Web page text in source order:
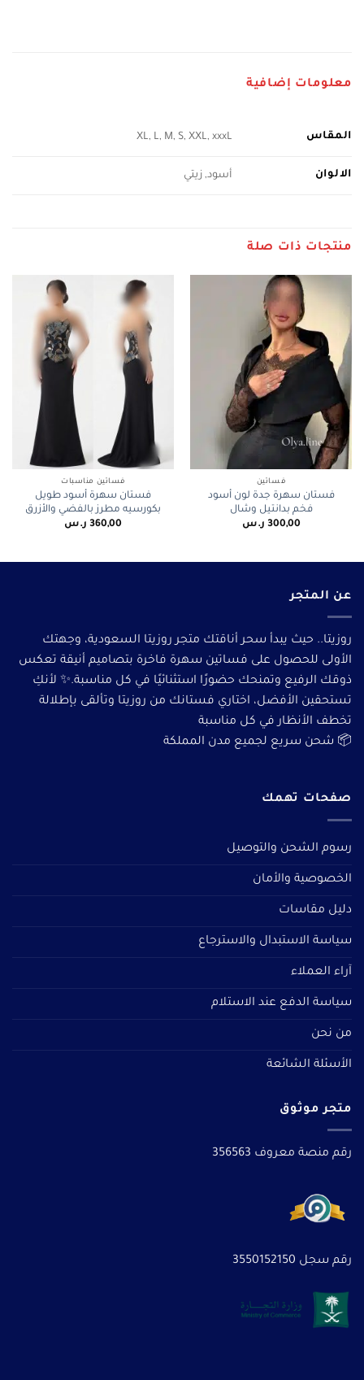
معلومات إضافية
المقاس XL, L, M, S, XXL, xxxL
الالوان أسود, زيتي
منتجات ذات صلة
فساتين
فستان سهرة جدة لون أسود
فخم بدانتيل وشال
300,00 ر.س
فساتين مناسبات
فستان سهرة أسود طويل
بكورسيه مطرز بالفضي والأزرق
360,00 ر.س
عن المتجر
روزيتا.. حيث يبدأ سحر أناقتك متجر روزيتا السعودية، وجهتك
الأولى للحصول على فساتين سهرة فاخرة بتصاميم أنيقة تعكس
ذوقك الرفيع وتمنحك حضورًا استثنائيًا في كل مناسبة.✨ لأنكِ
تستحقين الأفضل، اختاري فستانك من روزيتا وتألقى بإطلالة
تخطف الأنظار في كل مناسبة
📦 شحن سريع لجميع مدن المملكة
صفحات تهمك
رسوم الشحن والتوصيل
الخصوصية والأمان
دليل مقاسات
سياسة الاستبدال والاسترجاع
آراء العملاء
سياسة الدفع عند الاستلام
من نحن
الأسئلة الشائعة
متجر موثوق
رقم منصة معروف 356563
رقم سجل 3550152150